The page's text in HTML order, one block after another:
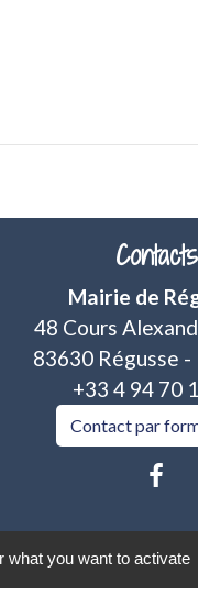
Contacts
Mairie de
48 Cours
83630 Régusse -
+33 4 94 70
Contact par
what you want to activate